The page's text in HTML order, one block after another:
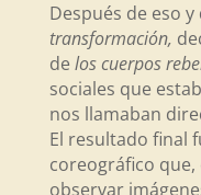
Después de eso
transformación,
de los cuerpos
sociales que
nos llamaban
El resultado final
coreográfico que,
observar